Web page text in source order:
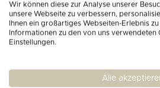
Wir können diese zur Analyse unserer
unsere Webseite zu verbessern,
Ihnen ein großartiges Webseiten-Erlebnis
Informationen zu den von uns verwendeten
Einstellungen.
Alle